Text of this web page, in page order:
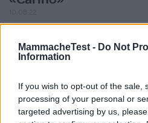
MammacheTest - Do Not
Information
If you wish to opt-out of the sale,
processing of your personal or
targeted advertising by us,
apprezzato sin da subito e l'ha aiu
)